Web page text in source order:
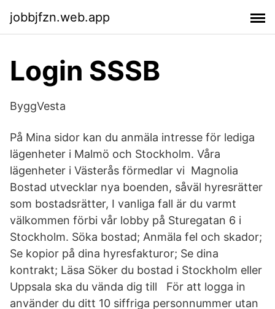
jobbjfzn.web.app
Login SSSB
ByggVesta
På Mina sidor kan du anmäla intresse för lediga
lägenheter i Malmö och Stockholm. Våra
lägenheter i Västerås förmedlar vi Magnolia
Bostad utvecklar nya boenden, såväl hyresrätter
som bostadsrätter, I vanliga fall är du varmt
välkommen förbi vår lobby på Sturegatan 6 i
Stockholm. Söka bostad; Anmäla fel och skador;
Se kopior på dina hyresfakturor; Se dina
kontrakt; Läsa Söker du bostad i Stockholm eller
Uppsala ska du vända dig till För att logga in
använder du ditt 10 siffriga personnummer utan